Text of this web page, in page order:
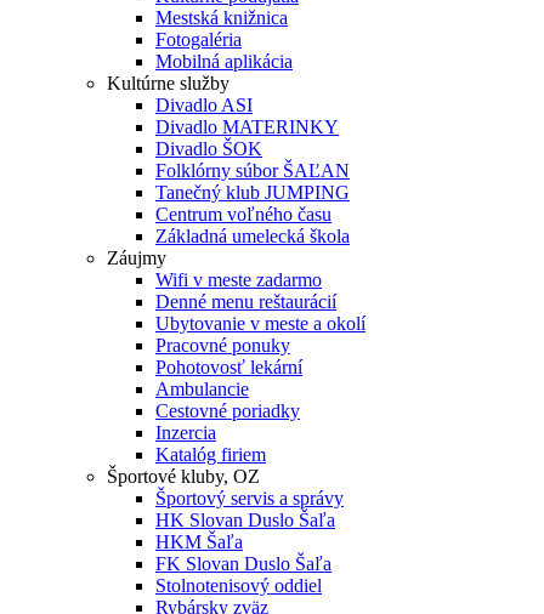
Mestská knižnica
Fotogaléria
Mobilná aplikácia
Kultúrne služby
Divadlo ASI
Divadlo MATERINKY
Divadlo ŠOK
Folklórny súbor ŠAĽAN
Tanečný klub JUMPING
Centrum voľného času
Základná umelecká škola
Záujmy
Wifi v meste zadarmo
Denné menu reštaurácií
Ubytovanie v meste a okolí
Pracovné ponuky
Pohotovosť lekární
Ambulancie
Cestovné poriadky
Inzercia
Katalóg firiem
Športové kluby, OZ
Športový servis a správy
HK Slovan Duslo Šaľa
HKM Šaľa
FK Slovan Duslo Šaľa
Stolnotenisový oddiel
Rybársky zväz